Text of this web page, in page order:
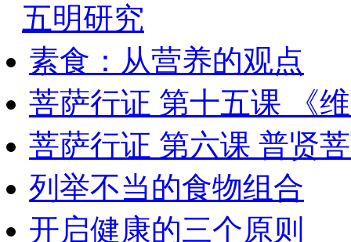
五明研究
素食：从营养的观点
菩萨行证 第十五课 《
菩萨行证 第六课 普贤
列举不当的食物组合
开启健康的三个原则